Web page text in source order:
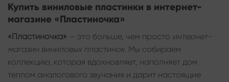
Купить виниловые пластинки в интернет-
магазине «Пластиночка»
«Пластиночка» — это больше, чем просто интернет-
магазин виниловых пластинок. Мы собираем
коллекцию, которая вдохновляет, наполняет дом
теплом аналогового звучания и дарит настоящие